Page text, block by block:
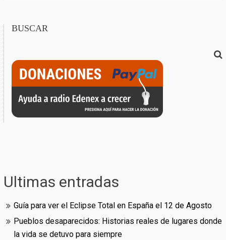
BUSCAR
Ultimas entradas
Guía para ver el Eclipse Total en España el 12 de Agosto
Pueblos desaparecidos: Historias reales de lugares donde
la vida se detuvo para siempre